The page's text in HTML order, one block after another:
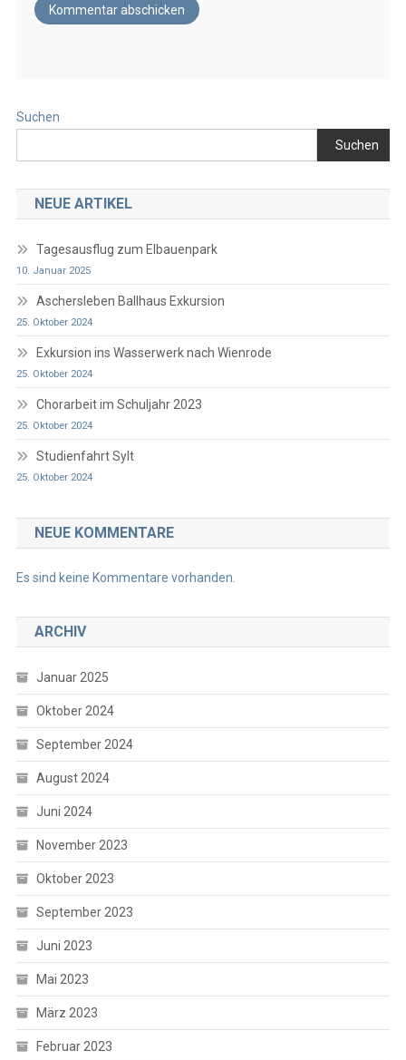
Suchen
Suchen
NEUE ARTIKEL
Tagesausflug zum Elbauenpark
10. Januar 2025
Aschersleben Ballhaus Exkursion
25. Oktober 2024
Exkursion ins Wasserwerk nach Wienrode
25. Oktober 2024
Chorarbeit im Schuljahr 2023
25. Oktober 2024
Studienfahrt Sylt
25. Oktober 2024
NEUE KOMMENTARE
Es sind keine Kommentare vorhanden.
ARCHIV
Januar 2025
Oktober 2024
September 2024
August 2024
Juni 2024
November 2023
Oktober 2023
September 2023
Juni 2023
Mai 2023
März 2023
Februar 2023